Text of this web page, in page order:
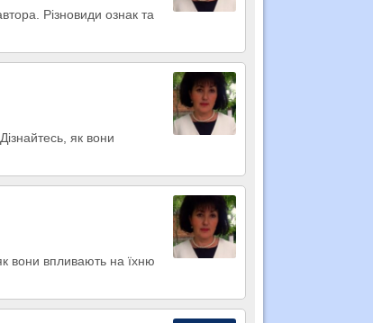
Різновиди ознак та
як вони
вони впливають на їхню